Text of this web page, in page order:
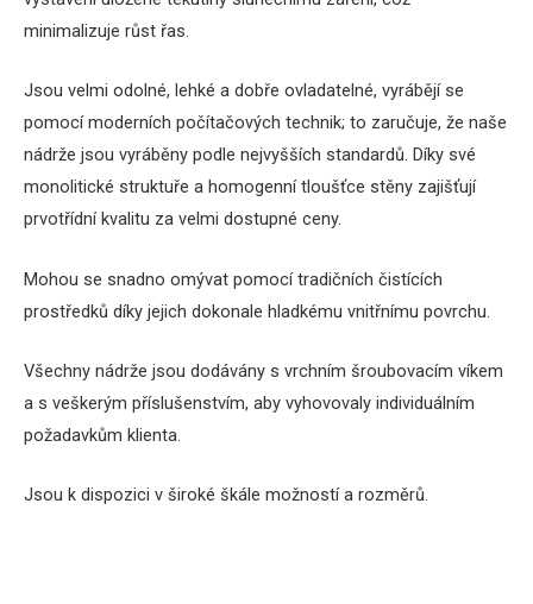
minimalizuje růst řas.
Jsou velmi odolné, lehké a dobře ovladatelné, vyrábějí se
pomocí moderních počítačových technik; to zaručuje, že naše
nádrže jsou vyráběny podle nejvyšších standardů. Díky své
monolitické struktuře a homogenní tloušťce stěny zajišťují
prvotřídní kvalitu za velmi dostupné ceny.
Mohou se snadno omývat pomocí tradičních čistících
prostředků díky jejich dokonale hladkému vnitřnímu povrchu.
Všechny nádrže jsou dodávány s vrchním šroubovacím víkem
a s veškerým příslušenstvím, aby vyhovovaly individuálním
požadavkům klienta.
Jsou k dispozici v široké škále možností a rozměrů.